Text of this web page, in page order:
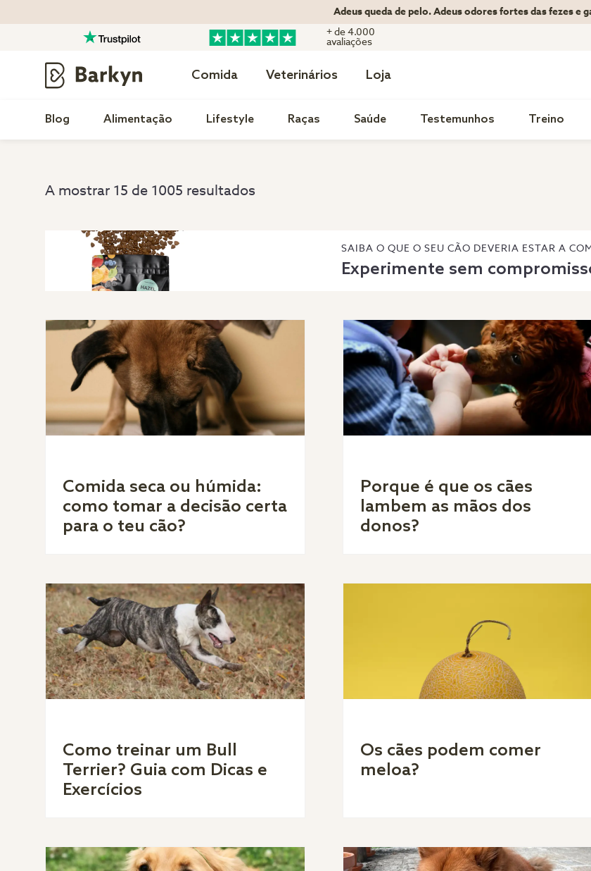
Adeus queda de pelo. Adeus odores fortes das fezes e
+ de 4.000
avaliações
Comida Veterinários Loja
Blog Alimentação Lifestyle Raças Saúde Testemunhos Treino
A mostrar 15 de 1005 resultados
SAIBA O QUE O SEU CÃO DEVERIA ESTAR A
Experimente sem
Comida seca ou húmida:
como tomar a decisão certa
para o teu cão?
Porque é que os cães
lambem as mãos dos
donos?
Como treinar um Bull
Terrier? Guia com Dicas e
Exercícios
Os cães podem comer
meloa?